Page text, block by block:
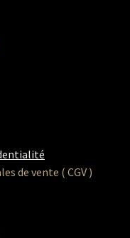
de vente ( CGV )